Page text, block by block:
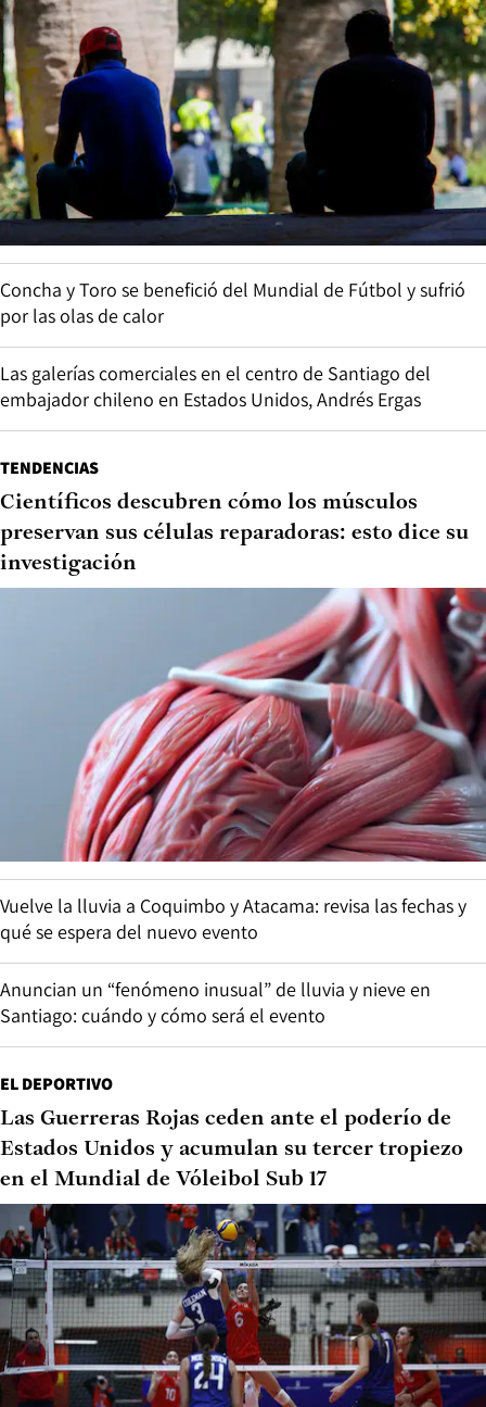
Concha y Toro se benefició del Mundial de Fútbol y sufrió
por las olas de calor
Las galerías comerciales en el centro de Santiago del
embajador chileno en Estados Unidos, Andrés Ergas
TENDENCIAS
Científicos descubren cómo los músculos
preservan sus células reparadoras: esto dice su
investigación
Vuelve la lluvia a Coquimbo y Atacama: revisa las fechas y
qué se espera del nuevo evento
Anuncian un “fenómeno inusual” de lluvia y nieve en
Santiago: cuándo y cómo será el evento
EL DEPORTIVO
Las Guerreras Rojas ceden ante el poderío de
Estados Unidos y acumulan su tercer tropiezo
en el Mundial de Vóleibol Sub 17